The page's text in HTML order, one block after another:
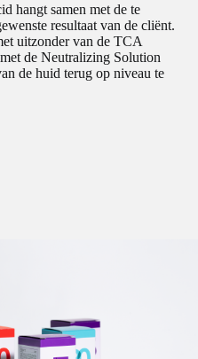
hangt samen met de te
resultaat van de cliënt.
uitzonder van de TCA
de Neutralizing Solution
de huid terug op niveau te